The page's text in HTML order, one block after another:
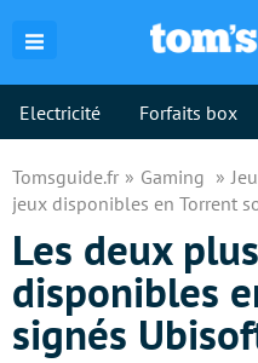
Electricité Forfaits box
Tomsguide.fr Gaming
jeux disponibles en Torrent
Les deux
disponibles
signés